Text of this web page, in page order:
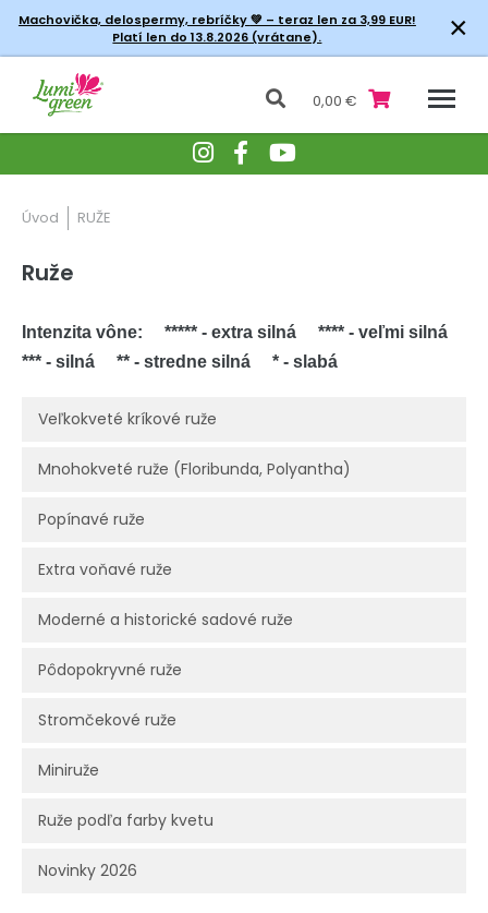
Machovička, delospermy, rebríčky💚 – teraz len za 3,99 EUR!
Platí len do 13.8.2026 (vrátane).
×
0,00 €
Úvod RUŽE
Ruže
Intenzita vône: ***** - extra silná **** - veľmi silná
*** - silná ** - stredne silná * - slabá
Veľkokveté kríkové ruže
Mnohokveté ruže (Floribunda, Polyantha)
Popínavé ruže
Extra voňavé ruže
Moderné a historické sadové ruže
Pôdopokryvné ruže
Stromčekové ruže
Miniruže
Ruže podľa farby kvetu
Novinky 2026